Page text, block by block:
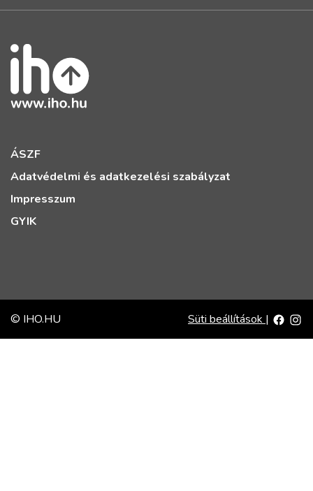
ÁSZF
Adatvédelmi és adatkezelési szabályzat
Impresszum
GYIK
© IHO.HU Süti beállítások |